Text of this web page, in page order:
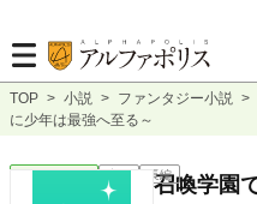
TOP > 小説 > ファンタジー小説 >
に少年は最強へ至る～
ファンタジー 完結 長編
召喚学園